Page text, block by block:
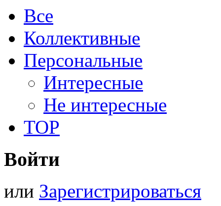
Все
Коллективные
Персональные
Интересные
Не интересные
TOP
Войти
или Зарегистрироваться